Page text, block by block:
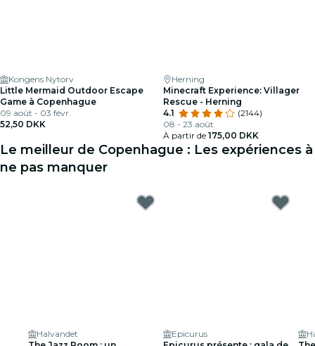
Kongens Nytorv
Little Mermaid Outdoor Escape
Game à Copenhague
09 août - 03 févr.
52,50 DKK
Herning
Minecraft Experience: Villager
Rescue - Herning
4.1
(2144)
08 - 23 août
À partir de 175,00 DKK
Le meilleur de Copenhague : Les expériences à
ne pas manquer
Halvandet
Epicurus